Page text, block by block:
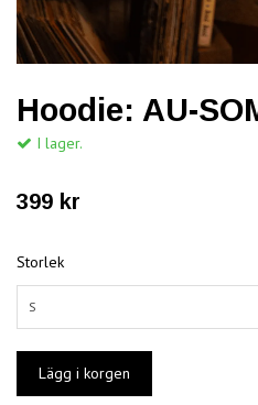
Hoodie: AU-
I lager.
399 kr
Storlek
S